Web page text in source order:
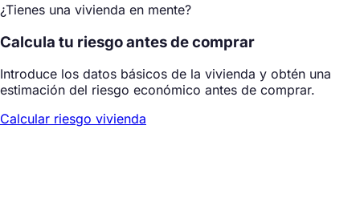
¿Tienes una vivienda en mente?
Calcula tu riesgo antes de comprar
Introduce los datos básicos de la vivienda y obtén una
estimación del riesgo económico antes de comprar.
Calcular riesgo vivienda